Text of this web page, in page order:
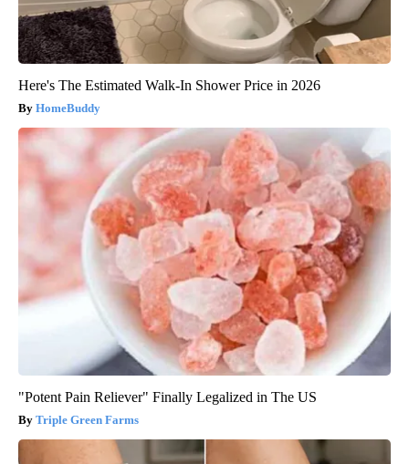
Here's The Estimated Walk-In Shower Price in 2026
HomeBuddy
"Potent Pain Reliever" Finally Legalized in The US
Triple Green Farms